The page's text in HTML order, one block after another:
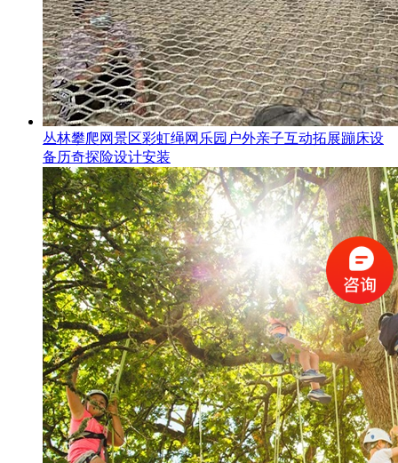
丛林攀爬网景区彩虹绳网乐园户外亲子互动拓展蹦床设
备历奇探险设计安装